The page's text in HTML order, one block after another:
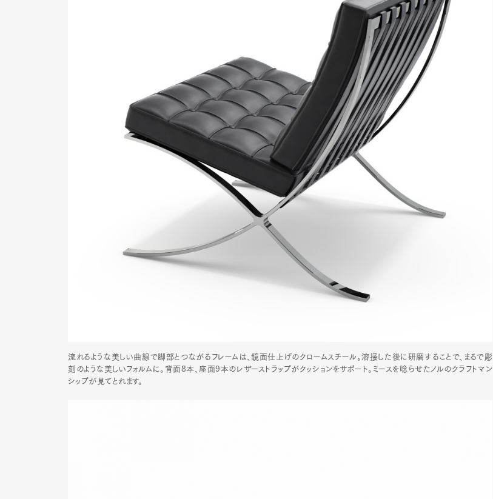
Lifestyle
Pen Membership Magazine Official Columnist
Pen Meet Pen international
流れるような美しい曲線で脚部とつながるフレームは、鏡面仕上げのクロームスチール。溶接した後に研磨することで、まるで彫
刻のような美しいフォルムに。背面8本、座面9本のレザーストラップがクッションをサポート。ミースを唸らせたノルのクラフトマン
シップが見てとれます。